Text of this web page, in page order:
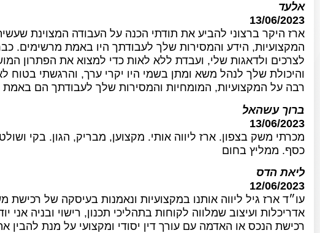
אלעד
13/06/2023
ארז היקר ברצוני להביע את תודתי הכנה על העבודה המצוינת
המקצועיות, הידע והמסירות שלך לעבודתך היו באמת
לצרכים ולדאגות שלי, ועבדת ללא לאות כדי למצוא את הפתרון
והיכולת שלך לנהל משא ומתן בשמי היו יקרי ערך, והרגשתי בטוח
רבה על המקצועיות, המומחיות והמסירות שלך לעבודתך הם באמת
ברוך עשהאל
13/06/2023
מכרתי משק בצפון. ארז ליווה אותי. מקצוען, מבריק, הגון. בקי
כסף. ממליץ בחום
ליאת הדס
12/06/2023
עו״ד ארז גיל ליווה אותנו במקצועיות ונאמנות בעיסקה של
אדריכלות ועיצוב שמלווה לקוחות בתהליכי תכנון, רישוי ובניה
רכישת הנכס או האדמה עם עורך דין יסודי ומקצועי על מנת להבין